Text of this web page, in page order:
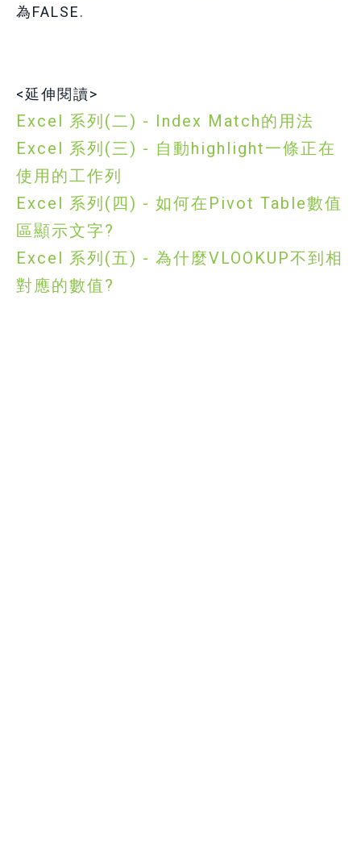
為FALSE.
<延伸閱讀>
Excel 系列(二) - Index Match的用法
Excel 系列(三) - 自動highlight一條正在
使用的工作列
Excel 系列(四) - 如何在Pivot Table數值
區顯示文字?
Excel 系列(五) - 為什麼VLOOKUP不到相
對應的數值?